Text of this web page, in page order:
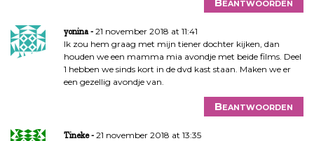
yonina
21 november 2018 at 11:41
Ik zou hem graag met mijn tiener dochter kijken, dan
houden we een mamma mia avondje met beide films. Deel
1 hebben we sinds kort in de dvd kast staan. Maken we er
een gezellig avondje van.
Beantwoorden
Tineke
21 november 2018 at 13:35